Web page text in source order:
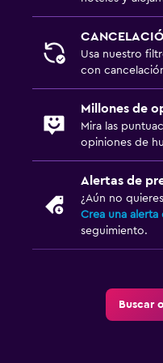
Usa nuestro
con
Millones de
Mira las
opiniones de
Alertas de
¿Aún no
Crea una
seguimiento.
Buscar